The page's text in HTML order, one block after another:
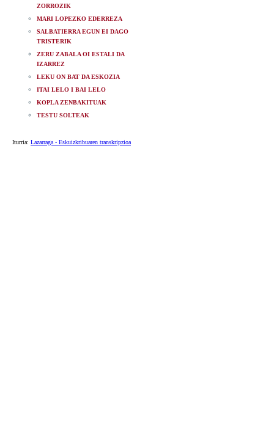
ZORROZIK
MARI LOPEZKO EDERREZA
SALBATIERRA EGUN EI DAGO
TRISTERIK
ZERU ZABALA OI ESTALI DA
IZARREZ
LEKU ON BAT DA ESKOZIA
ITAI LELO I BAI LELO
KOPLA ZENBAKITUAK
TESTU SOLTEAK
Iturria: Lazarraga - Eskuizkribuaren transkripzioa